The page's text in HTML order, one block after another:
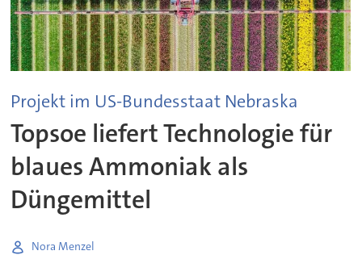
Projekt im US-Bundesstaat Nebraska
Topsoe liefert Technologie für
blaues Ammoniak als
Düngemittel
Nora Menzel